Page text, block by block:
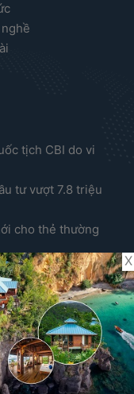
tịch CBI do vi
tư vượt 7.8 triệu
cho thẻ thường
Châu Âu,
X